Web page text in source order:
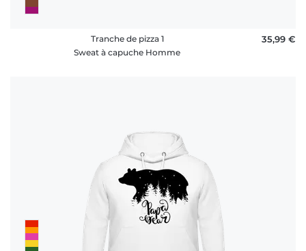
Tranche de pizza 1
Sweat à capuche Homme
35,99 €